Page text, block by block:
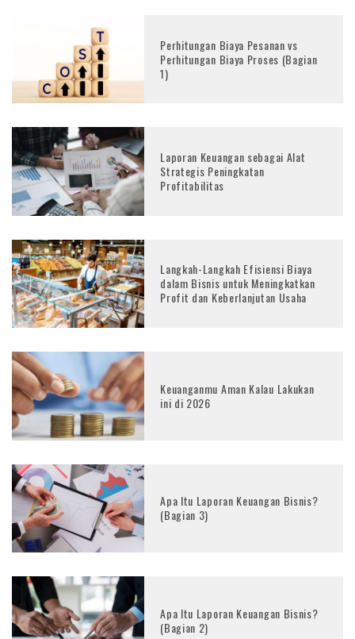
Perhitungan Biaya Pesanan vs
Perhitungan Biaya Proses (Bagian
1)
Laporan Keuangan sebagai Alat
Strategis Peningkatan
Profitabilitas
Langkah-Langkah Efisiensi Biaya
dalam Bisnis untuk Meningkatkan
Profit dan Keberlanjutan Usaha
Keuanganmu Aman Kalau Lakukan
ini di 2026
Apa Itu Laporan Keuangan Bisnis?
(Bagian 3)
Apa Itu Laporan Keuangan Bisnis?
(Bagian 2)